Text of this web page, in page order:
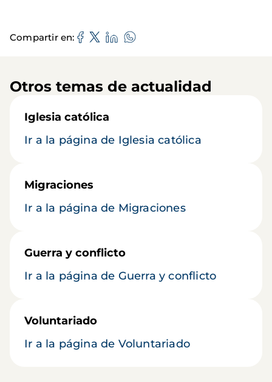
Compartir en
Otros temas de actualidad
Iglesia católica
Ir a la página de Iglesia católica
Migraciones
Ir a la página de Migraciones
Guerra y conflicto
Ir a la página de Guerra y conflicto
Voluntariado
Ir a la página de Voluntariado